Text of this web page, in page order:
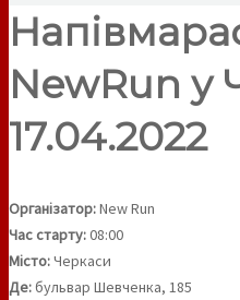
NewRun у
17.04.2022
Організатор:New Run
Час старту:08:00
Місто:Черкаси
Де:бульвар Шевченка, 185